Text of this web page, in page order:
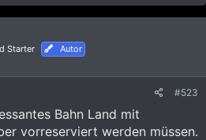
Starter Autor
#523
Bahn Land mit
vorreserviert werden müssen.